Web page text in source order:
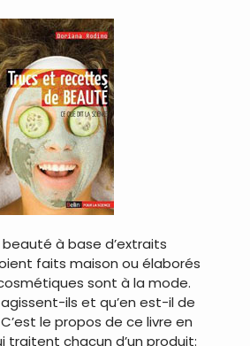
à base d’extraits
faits maison ou élaborés
sont à la mode.
ils et qu’en est-il de
le propos de ce livre en
traitent chacun d’un produit: